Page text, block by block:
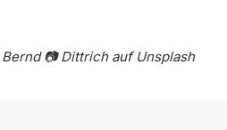
Bernd 📷 Dittrichauf Unsplash